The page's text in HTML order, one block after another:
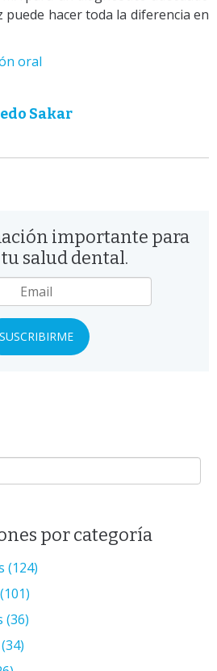
hacer toda la diferencia en
oral
Sakar
importante para
salud dental.
por categoría
(124)
(101)
(36)
(34)